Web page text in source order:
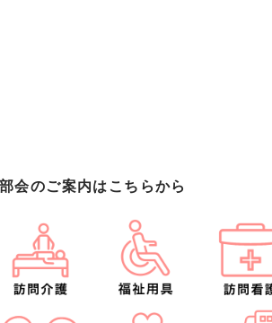
部会のご案内はこちらから